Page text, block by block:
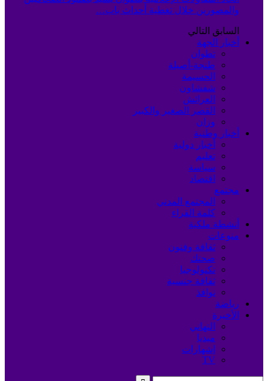
والمصورين خلال تغطية أحداث باب…
السابق التالي
أخبار الجهة
تطوان
طنجة-أصيلة
الحسيمة
شفشاون
العرائش
القصر الصغير والكبير
وزان
أخبار وطنية
أخبار دولية
تعليم
سياسة
اقتصاد
مجتمع
المجتمع المدني
كلمة القراء
أنشطة ملكية
منوعات
ثقافة وفنون
صحتك
تكنولوجيا
ثقافة جنسية
نوافذ
رياضة
الأخيرة
التهاني
ميديا
إشهارات
TV